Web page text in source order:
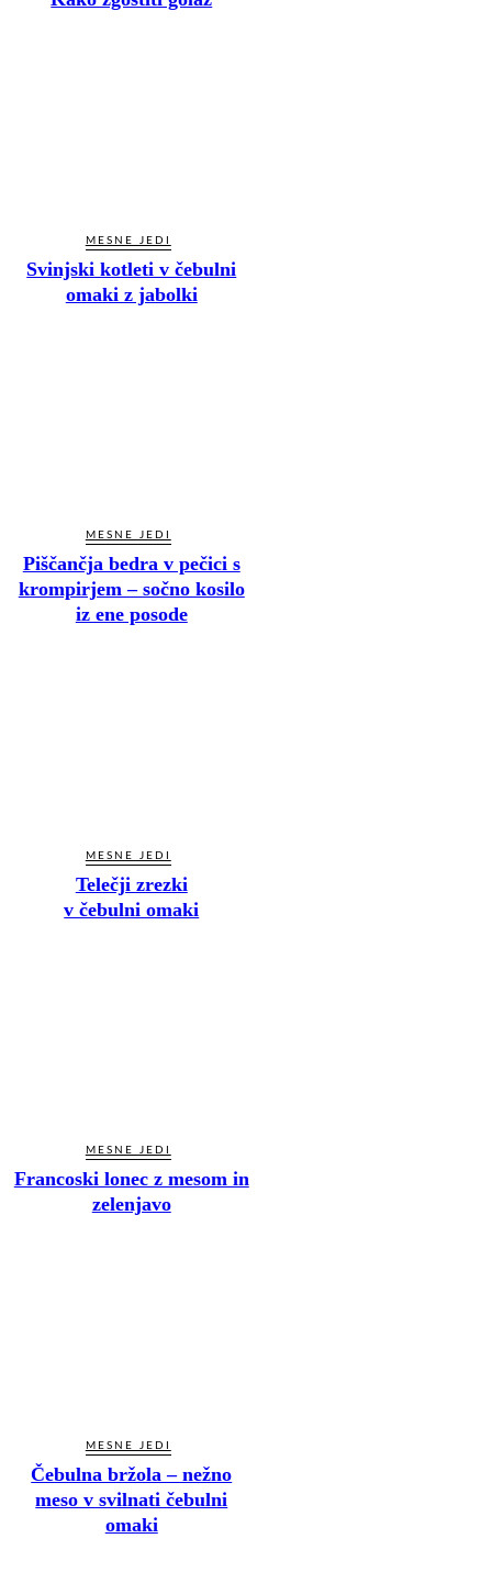
MESNE JEDI
Svinjski kotleti v čebulni
omaki z jabolki
MESNE JEDI
Piščančja bedra v pečici s
krompirjem – sočno kosilo
iz ene posode
MESNE JEDI
Telečji zrezki
v čebulni omaki
MESNE JEDI
Francoski lonec z mesom in
zelenjavo
MESNE JEDI
Čebulna bržola – nežno
meso v svilnati čebulni
omaki